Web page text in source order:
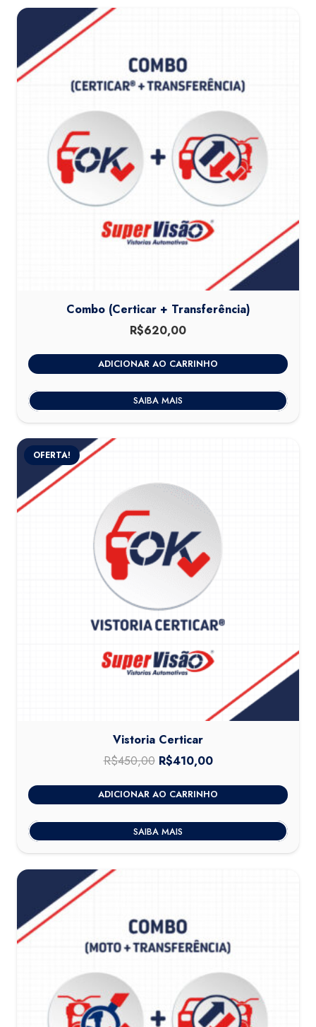
Combo (Certicar + Transferência)
R$620,00
ADICIONAR AO CARRINHO
SAIBA MAIS
OFERTA!
Vistoria Certicar
R$450,00 O
original
era:
R$450,00.
R$410,00O
atual
é:
R$410,00.
ADICIONAR AO CARRINHO
SAIBA MAIS